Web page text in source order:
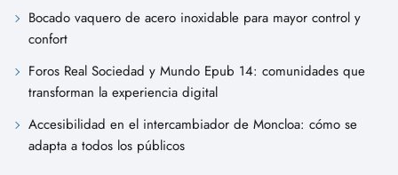
Bocado vaquero de acero inoxidable para mayor control y
confort
Foros Real Sociedad y Mundo Epub 14: comunidades que
transforman la experiencia digital
Accesibilidad en el intercambiador de Moncloa: cómo se
adapta a todos los públicos